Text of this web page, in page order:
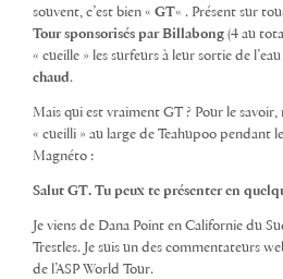
souvent, c’est bien « GT« . Présent sur
Tour sponsorisés par Billabong (4 au
« cueille » les surfeurs à leur sortie de
chaud .
Mais qui est vraiment GT ? Pour le savoir,
« cueilli » au large de Teahupoo pendant
Magnéto :
Salut GT. Tu peux te présenter en
Je viens de Dana Point en Californie du
Trestles. Je suis un des commentateurs
de l’ASP World Tour.